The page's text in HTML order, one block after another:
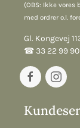
(OBS: Ikke
med ordrer o.l.
Gl. Kongevej
☎︎ 33 22 99 90